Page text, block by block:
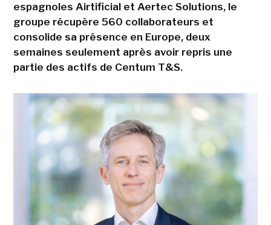
espagnoles Airtificial et Aertec Solutions, le
groupe récupère 560 collaborateurs et
consolide sa présence en Europe, deux
semaines seulement après avoir repris une
partie des actifs de Centum T&S.